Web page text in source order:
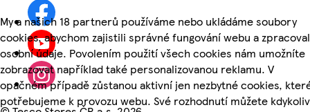
My a našich 18 partnerů používáme nebo ukládáme soubory
cookies, abychom zajistili správné fungování webu a
osobní údaje. Povolením použití všech cookies nám umožníte
zobrazovat například také personalizovanou reklamu. V
opačném případě zůstanou aktivní jen nezbytné cookies,
potřebujeme k provozu webu. Své rozhodnutí můžete kdykoliv